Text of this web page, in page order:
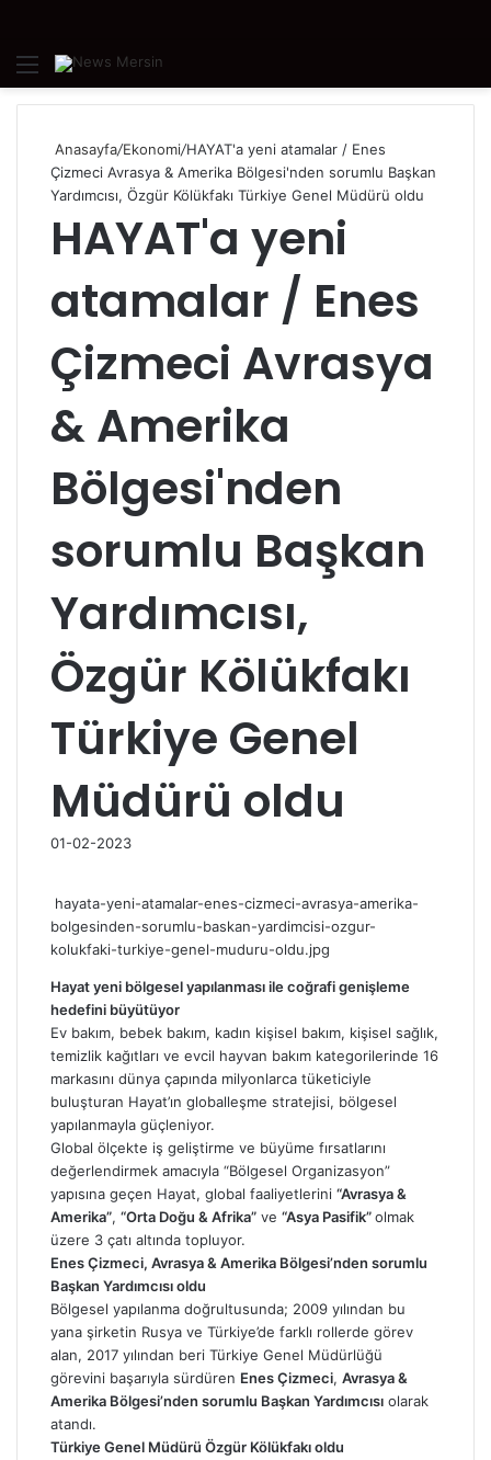
Menü
Anasayfa/Ekonomi/HAYAT'a yeni atamalar / Enes
Çizmeci Avrasya & Amerika Bölgesi'nden sorumlu Başkan
Yardımcısı, Özgür Kölükfakı Türkiye Genel Müdürü oldu
HAYAT'a yeni
atamalar / Enes
Çizmeci Avrasya
& Amerika
Bölgesi'nden
sorumlu Başkan
Yardımcısı,
Özgür Kölükfakı
Türkiye Genel
Müdürü oldu
01-02-2023
hayata-yeni-atamalar-enes-cizmeci-avrasya-amerika-
bolgesinden-sorumlu-baskan-yardimcisi-ozgur-
kolukfaki-turkiye-genel-muduru-oldu.jpg
Hayat yeni bölgesel yapılanması ile coğrafi genişleme
hedefini büyütüyor
Ev bakım, bebek bakım, kadın kişisel bakım, kişisel sağlık,
temizlik kağıtları ve evcil hayvan bakım kategorilerinde 16
markasını dünya çapında milyonlarca tüketiciyle
buluşturan Hayat’ın globalleşme stratejisi, bölgesel
yapılanmayla güçleniyor.
Global ölçekte iş geliştirme ve büyüme fırsatlarını
değerlendirmek amacıyla “Bölgesel Organizasyon”
yapısına geçen Hayat, global faaliyetlerini “Avrasya &
Amerika”, “Orta Doğu & Afrika” ve “Asya Pasifik”olmak
üzere 3 çatı altında topluyor.
Enes Çizmeci, Avrasya & Amerika Bölgesi’nden sorumlu
Başkan Yardımcısı oldu
Bölgesel yapılanma doğrultusunda; 2009 yılından bu
yana şirketin Rusya ve Türkiye’de farklı rollerde görev
alan, 2017 yılından beri Türkiye Genel Müdürlüğü
görevini başarıyla sürdüren Enes Çizmeci, Avrasya &
Amerika Bölgesi’nden sorumlu Başkan Yardımcısı olarak
atandı.
Türkiye Genel Müdürü Özgür Kölükfakı oldu